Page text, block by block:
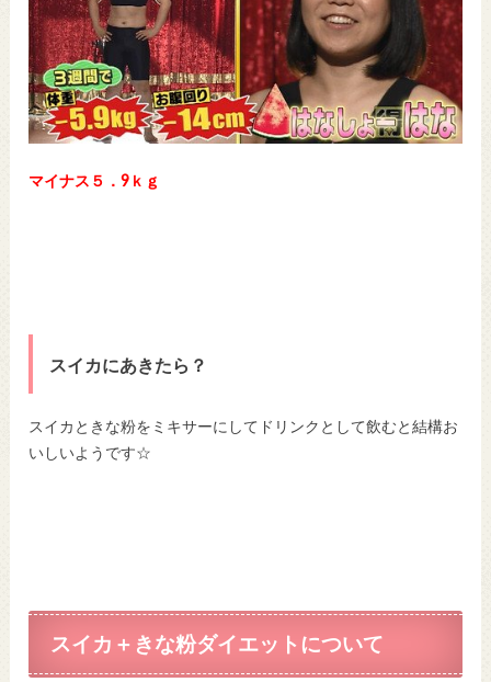
マイナス５．9ｋｇ
スイカにあきたら？
スイカときな粉をミキサーにしてドリンクとして飲むと結構お
いしいようです☆
スイカ＋きな粉ダイエットについて